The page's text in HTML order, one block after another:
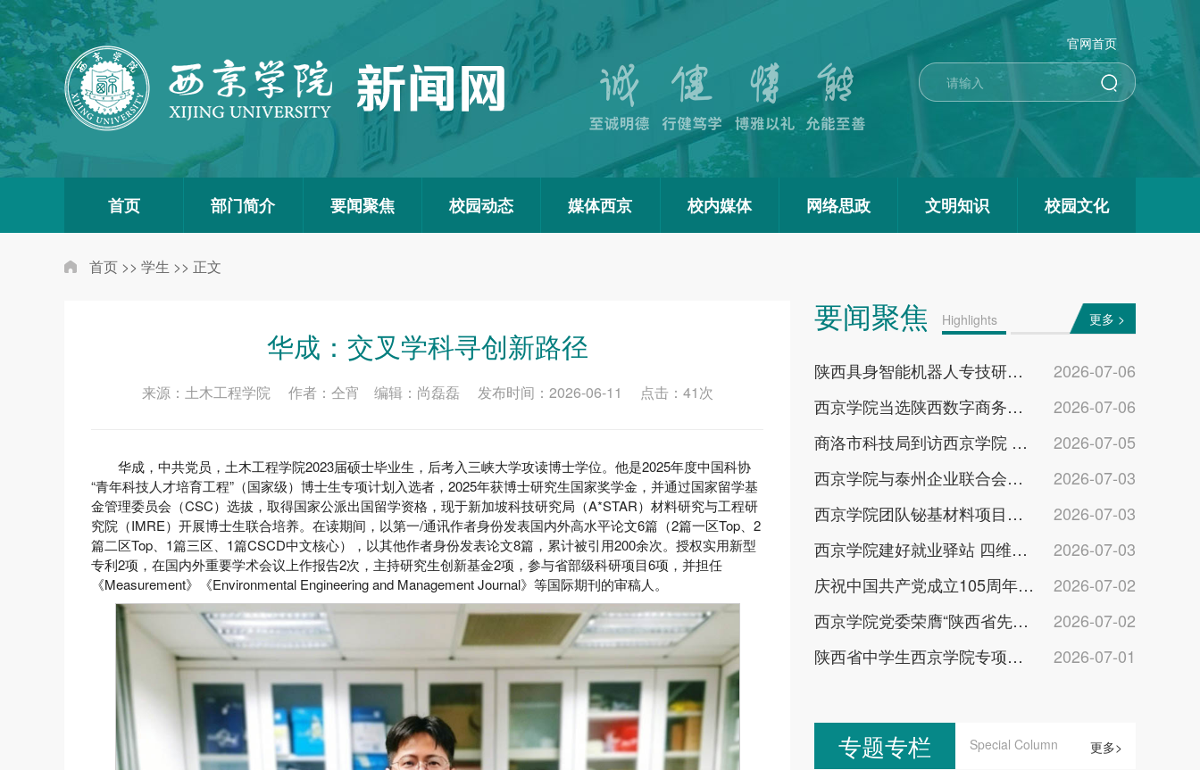
官网首页
首页 部门简介 要闻聚焦 校园动态 媒体西京 校内媒体 网络思政 文明知识 校园文化
首页 >> 学生 >> 正文
华成：交叉学科寻创新路径
来源：土木工程学院 作者：仝宵 编辑：尚磊磊 发布时间：2026-06-11 点击： 41次
华成，中共党员，土木工程学院2023届硕士毕业生，后考入三峡大学攻读博士学位。他是2025年度中国科协
“青年科技人才培育工程”（国家级）博士生专项计划入选者，2025年获博士研究生国家奖学金，并通过国家留学基
金管理委员会（CSC）选拔，取得国家公派出国留学资格，现于新加坡科技研究局（A*STAR）材料研究与工程研
究院（IMRE）开展博士生联合培养。在读期间，以第一/通讯作者身份发表国内外高水平论文6篇（2篇一区Top、2
篇二区Top、1篇三区、1篇CSCD中文核心），以其他作者身份发表论文8篇，累计被引用200余次。授权实用新型
专利2项，在国内外重要学术会议上作报告2次，主持研究生创新基金2项，参与省部级科研项目6项，并担任
《Measurement》《Environmental Engineering and Management Journal》等国际期刊的审稿人。
要闻聚焦 Highlights 更多 >
陕西具身智能机器人专技研修班在西京学院开班
2026-07-06
西京学院当选陕西数字商务产教融合副理事长单位
2026-07-06
商洛市科技局到访西京学院 深化校地科创合作
2026-07-05
西京学院与泰州企业联合会共建校地协同发展平台
2026-07-03
西京学院团队铋基材料项目获省环境科技一等奖
2026-07-03
西京学院建好就业驿站 四维育人助力学子乐业成才
2026-07-03
庆祝中国共产党成立105周年暨“两优一先”表彰大会举行
2026-07-02
西京学院党委荣膺“陕西省先进基层党组织”称号
2026-07-02
陕西省中学生西京学院专项助学金发放仪式举行
2026-07-01
专题专栏 Special Column 更多>